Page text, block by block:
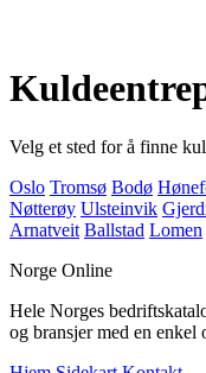
Velg et sted for å finne
Oslo Tromsø Bodø
Nøtterøy Ulsteinvik
Arnatveit Ballstad Lomen
Norge Online
Hele Norges
og bransjer med en enkel